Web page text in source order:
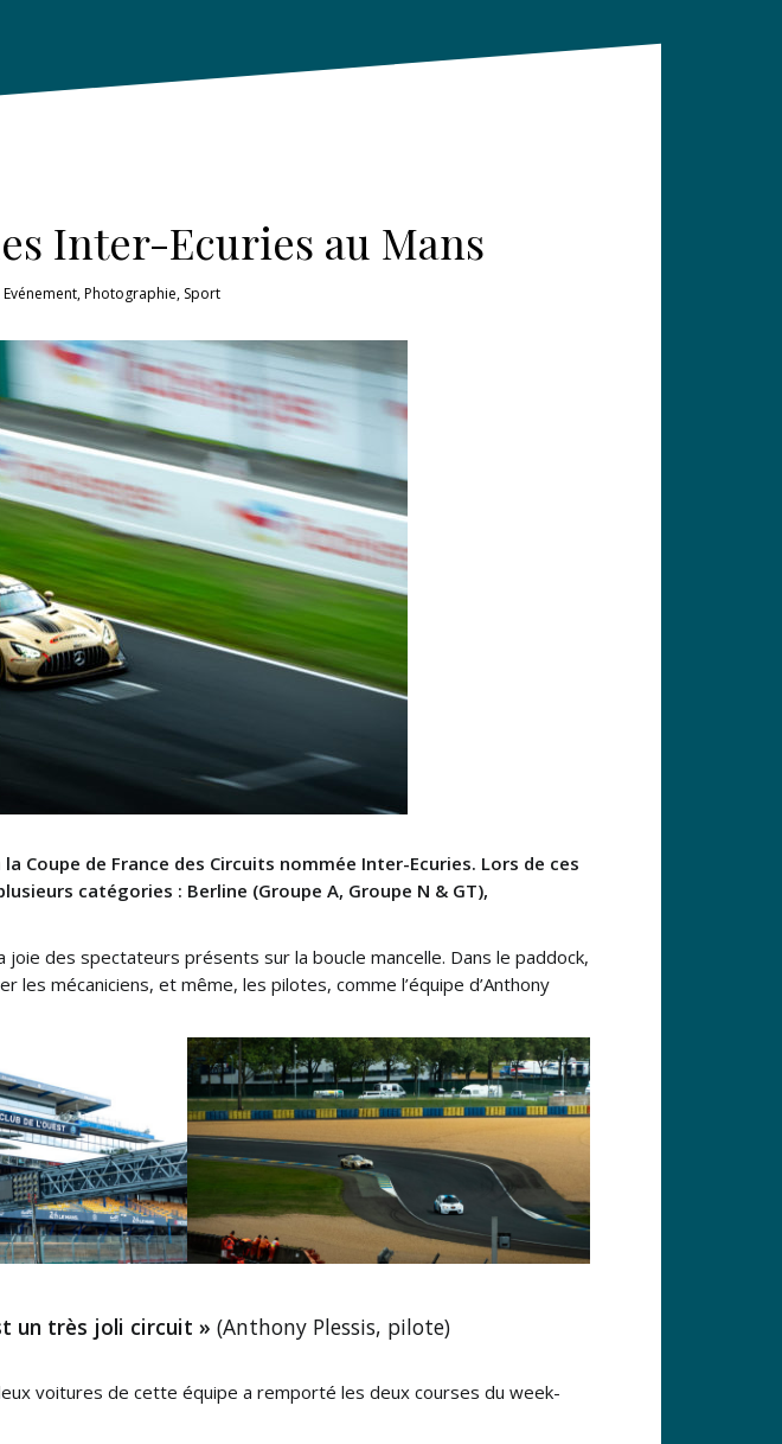
Inter-Ecuries au Mans
Evénement,Photographie, Sport
Coupe de France des Circuits nommée Inter-Ecuries. Lors de ces
catégories : Berline (Groupe A, Groupe N & GT),
des spectateurs présents sur la boucle mancelle. Dans le paddock,
mécaniciens, et même, les pilotes, comme l’équipe d’Anthony
un très joli circuit » (Anthony Plessis, pilote)
voitures de cette équipe a remporté les deux courses du week-